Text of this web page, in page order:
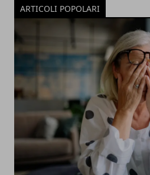
ARTICOLI POPOLARI